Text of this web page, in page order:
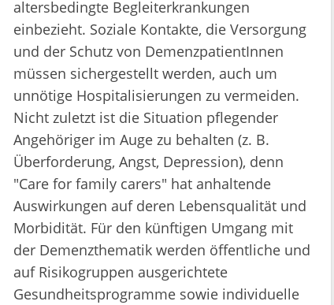
altersbedingte Begleiterkrankungen
einbezieht. Soziale Kontakte, die Versorgung
und der Schutz von DemenzpatientInnen
müssen sichergestellt werden, auch um
unnötige Hospitalisierungen zu vermeiden.
Nicht zuletzt ist die Situation pflegender
Angehöriger im Auge zu behalten (z. B.
Überforderung, Angst, Depression), denn
"Care for family carers" hat anhaltende
Auswirkungen auf deren Lebensqualität und
Morbidität. Für den künftigen Umgang mit
der Demenzthematik werden öffentliche und
auf Risikogruppen ausgerichtete
Gesundheitsprogramme sowie individuelle